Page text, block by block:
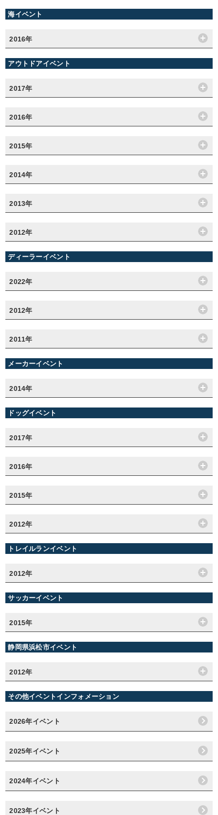
海イベント
2016年
アウトドアイベント
2017年
2016年
2015年
2014年
2013年
2012年
ディーラーイベント
2022年
2012年
2011年
メーカーイベント
2014年
ドッグイベント
2017年
2016年
2015年
2012年
トレイルランイベント
2012年
サッカーイベント
2015年
静岡県浜松市イベント
2012年
その他イベントインフォメーション
2026年イベント
2025年イベント
2024年イベント
2023年イベント